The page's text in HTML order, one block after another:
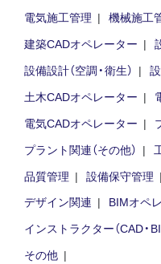
電気施工管理
機械施工
建築CADオペレーター
設備設計（空調・衛生）
土木CADオペレーター
電気CADオペレーター
プラント関連（その他）
品質管理
設備保守管理
デザイン関連
BIMオペ
インストラクター（CAD・
その他